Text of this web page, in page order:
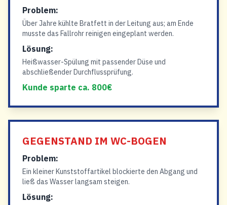
Problem:
Über Jahre kühlte Bratfett in der Leitung aus; am Ende
musste das Fallrohr reinigen eingeplant werden.
Lösung:
Heißwasser-Spülung mit passender Düse und
abschließender Durchflussprüfung.
Kunde sparte ca. 800€
GEGENSTAND IM WC-BOGEN
Problem:
Ein kleiner Kunststoffartikel blockierte den Abgang und
ließ das Wasser langsam steigen.
Lösung: